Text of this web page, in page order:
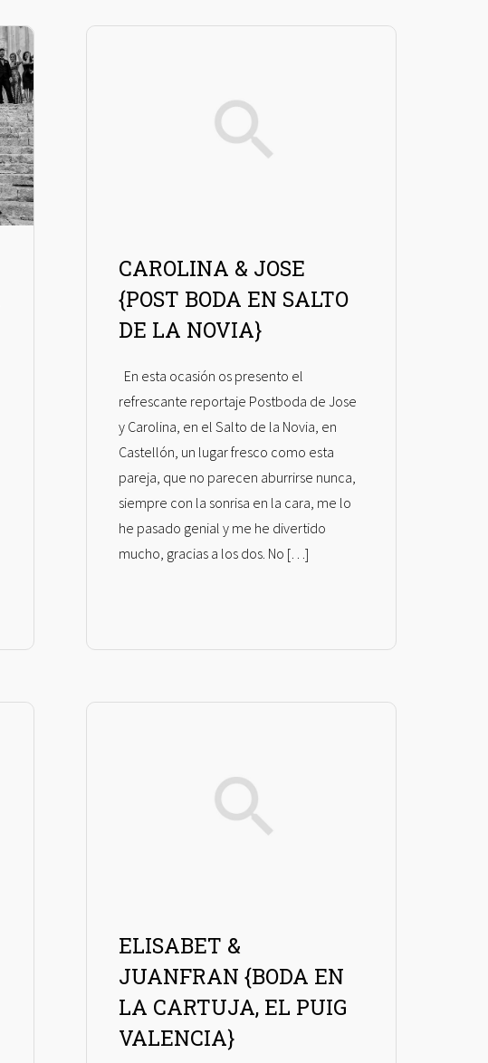
CAROLINA & JOSE
{POST BODA EN SALTO
DE LA NOVIA}
En esta ocasión os presento el
refrescante reportaje Postboda de Jose
y Carolina, en el Salto de la Novia, en
Castellón, un lugar fresco como esta
pareja, que no parecen aburrirse nunca,
siempre con la sonrisa en la cara, me lo
he pasado genial y me he divertido
mucho, gracias a los dos. No […]
ELISABET &
JUANFRAN {BODA EN
LA CARTUJA, EL PUIG
VALENCIA}